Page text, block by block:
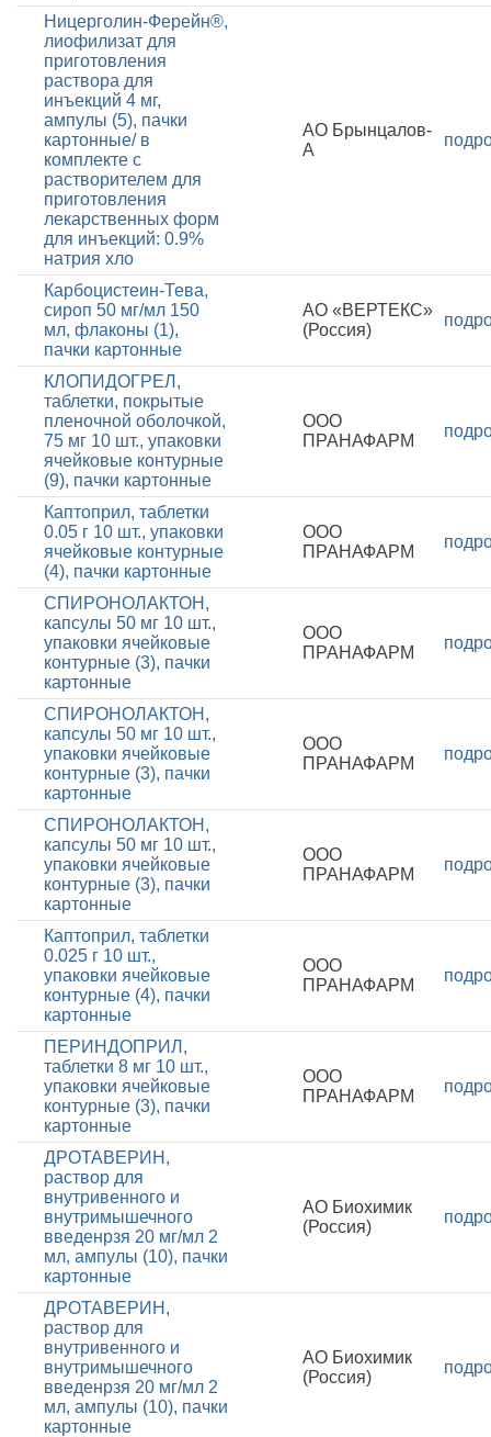
Ницерголин-Ферейн®,
лиофилизат для
приготовления
раствора для
инъекций 4 мг,
ампулы (5), пачки
картонные/ в
комплекте с
растворителем для
приготовления
лекарственных форм
для инъекций: 0.9%
натрия хло
АО Брынцалов-
А
Карбоцистеин-Тева,
сироп 50 мг/мл 150
мл, флаконы (1),
пачки картонные
АО «ВЕРТЕКС»
(Россия)
КЛОПИДОГРЕЛ,
таблетки, покрытые
пленочной оболочкой,
75 мг 10 шт., упаковки
ячейковые контурные
(9), пачки картонные
ООО
ПРАНАФАРМ
Каптоприл, таблетки
0.05 г 10 шт., упаковки
ячейковые контурные
(4), пачки картонные
ООО
ПРАНАФАРМ
СПИРОНОЛАКТОН,
капсулы 50 мг 10 шт.,
упаковки ячейковые
контурные (3), пачки
картонные
ООО
ПРАНАФАРМ
СПИРОНОЛАКТОН,
капсулы 50 мг 10 шт.,
упаковки ячейковые
контурные (3), пачки
картонные
ООО
ПРАНАФАРМ
СПИРОНОЛАКТОН,
капсулы 50 мг 10 шт.,
упаковки ячейковые
контурные (3), пачки
картонные
ООО
ПРАНАФАРМ
Каптоприл, таблетки
0.025 г 10 шт.,
упаковки ячейковые
контурные (4), пачки
картонные
ООО
ПРАНАФАРМ
ПЕРИНДОПРИЛ,
таблетки 8 мг 10 шт.,
упаковки ячейковые
контурные (3), пачки
картонные
ООО
ПРАНАФАРМ
ДРОТАВЕРИН,
раствор для
внутривенного и
внутримышечного
введенрзя 20 мг/мл 2
мл, ампулы (10), пачки
картонные
АО Биохимик
(Россия)
ДРОТАВЕРИН,
раствор для
внутривенного и
внутримышечного
введенрзя 20 мг/мл 2
мл, ампулы (10), пачки
картонные
АО Биохимик
(Россия)